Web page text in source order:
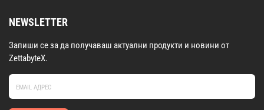
NEWSLETTER
Запиши се за да получаваш актуални продукти и новини от
ZettabyteX.